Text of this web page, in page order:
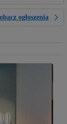
ogłoszenia